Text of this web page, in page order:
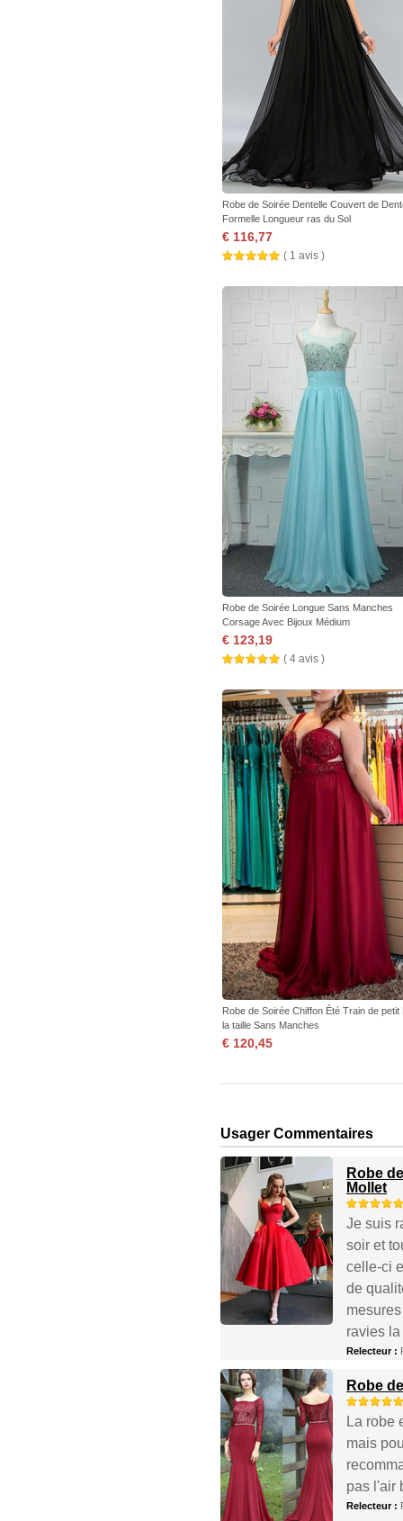
Robe de Soirée Dentelle Couvert de
Formelle Longueur ras du Sol
€ 116,77
( 1 avis )
Robe de Soirée Longue Sans Manches
Corsage Avec Bijoux Médium
€ 123,19
( 4 avis )
Robe de Soirée Chiffon Été Train de petit
la taille Sans Manches
€ 120,45
Usager Commentaires
Robe
Mollet
Je suis
soir et
celle-ci
de
ravies
Relecteur :
Robe
La robe
mais
pas l'air
Relecteur :